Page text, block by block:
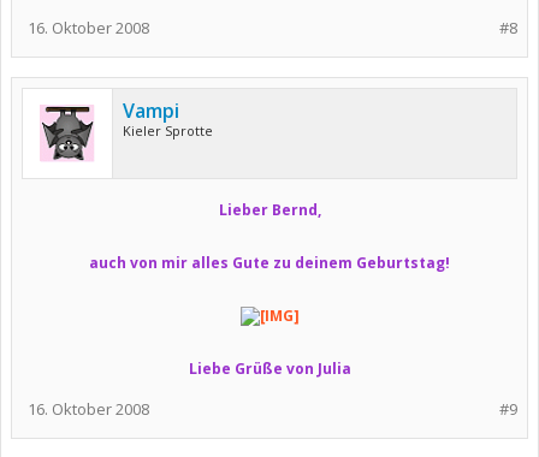
#8
16. Oktober 2008
Vampi
Kieler Sprotte
Lieber Bernd,
auch von mir alles Gute zu deinem Geburtstag!
Liebe Grüße von Julia
#9
16. Oktober 2008